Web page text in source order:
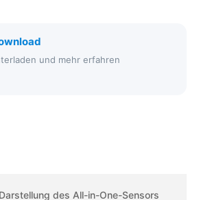
und mehr erfahren
des All-in-One-Sensors